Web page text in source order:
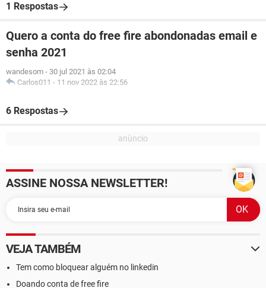
1 Respostas
Quero a conta do free fire abondonadas email e
senha 2021
wandesom - 30 jul 2021 às 02:04
Carlos011 - 11 nov 2022 às 22:56
6 Respostas
ASSINE NOSSA NEWSLETTER!
VEJA TAMBÉM
Tem como bloquear alguém no linkedin
Doando conta de free fire